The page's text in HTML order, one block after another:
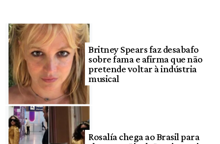
Britney Spears faz desabafo
sobre fama e afirma que não
pretende voltar à indústria
musical
Rosalía chega ao Brasil para